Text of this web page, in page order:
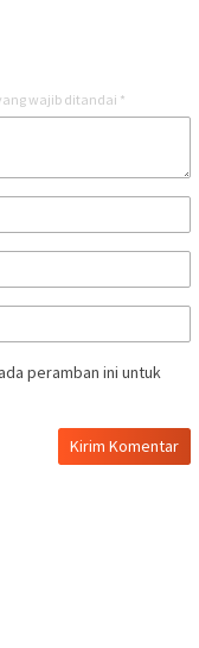
wajib ditandai *
peramban ini untuk